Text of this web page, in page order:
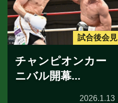
試合後会見
チャンピオンカー
ニバル開幕...
2026.1.13